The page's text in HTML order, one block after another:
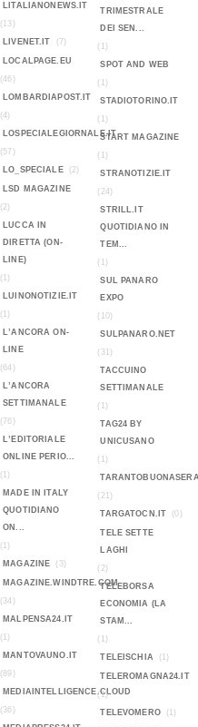
LITALIANONEWS.IT
(13)
LIVENET.IT
(7)
LOCALPAGE.EU
(46)
LOMBARDIAPOST.IT
(4)
LOSPECIALEGIORNALE.IT
(57)
LO_SPECIALE
(2)
LSD MAGAZINE
(2)
LUCCA IN
DIRETTA (ON-
LINE)
(1)
LUINONOTIZIE.IT
(1)
L’ANCORA ON-
LINE
(64)
L’ANCORA
SETTIMANALE
(76)
L’EDITORIALE
ONLINE PERIO...
(1)
MADE IN ITALY
QUOTIDIANO
ON...
(1)
MAGAZINE
(3)
MAGAZINE.WINDTRE.COM
(34)
MALPENSA24.IT
(1)
MANTOVAUNO.IT
(89)
MEDIAINTELLIGENCE.CLOUD
(36)
TRIMESTRALE
DEI SEN...
(1)
SPOT AND WEB
(1)
STADIOTORINO.IT
(1)
START MAGAZINE
(1)
STRANOTIZIE.IT
(24)
STRILL.IT
QUOTIDIANO IN
TEM...
(1)
SUL PANARO
EXPO
(10)
SULPANARO.NET
(31)
TACCUINO
SETTIMANALE
(1)
TAG24 BY
UNICUSANO
(1)
(21)
TARGATOCN.IT
(0)
TELE SETTE
LAGHI
(2)
TELEBORSA
ECONOMIA (LA
STAM...
(1)
TELEISCHIA
(1)
TELEROMAGNA24.IT
(1)
TELEVOMERO
(1)